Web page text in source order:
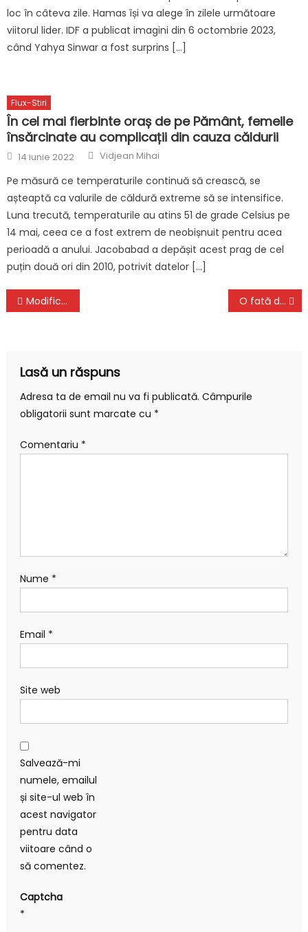
loc în câteva zile. Hamas își va alege în zilele următoare
viitorul lider. IDF a publicat imagini din 6 octombrie 2023,
când Yahya Sinwar a fost surprins […]
Flux-Stiri
În cel mai fierbinte oraș de pe Pământ, femeile
însărcinate au complicații din cauza căldurii
Posted
on
14 iunie 2022 Author
Vidjean Mihai
Pe măsură ce temperaturile continuă să crească, se
așteaptă ca valurile de căldură extreme să se intensifice.
Luna trecută, temperaturile au atins 51 de grade Celsius pe
14 mai, ceea ce a fost extrem de neobișnuit pentru acea
perioadă a anului. Jacobabad a depășit acest prag de cel
puțin două ori din 2010, potrivit datelor […]
Navigare
Modificări la Codul rutier. Şoferii vor putea fi amendaţi cu până la 3.000 de lei, din martie, dacă nu respectă noile reguli O fată de 16 ani a fost ucisă de un rechin, în timp ce prietenii o priveau în timp ce înota cu delfinii
Lasă un răspuns
Adresa ta de email nu va fi publicată. Câmpurile
obligatorii sunt marcate cu *
Comentariu *
Nume *
Email *
Site web
Salvează-mi
numele, emailul
și site-ul web în
acest navigator
pentru data
viitoare când o
să comentez.
Captcha
*